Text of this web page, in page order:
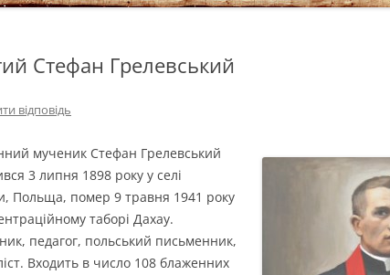
Стефан Грелевський
відповідь
мученик Стефан Грелевський
3 липня 1898 року у селі
Польща, помер 9 травня 1941 року
таборі Дахау.
педагог, польський письменник,
Входить в число 108 блаженних